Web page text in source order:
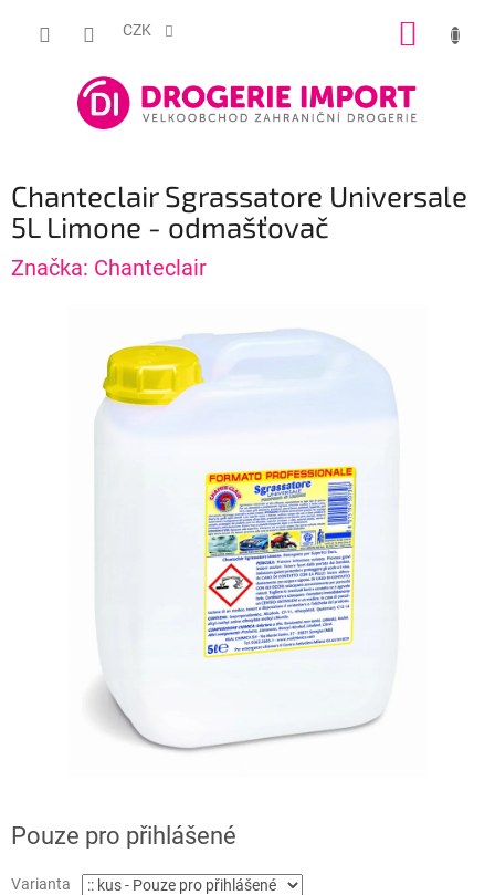
CZK
Chanteclair Sgrassatore Universale
5L Limone - odmašťovač
Značka: Chanteclair
Pouze pro přihlášené
Varianta